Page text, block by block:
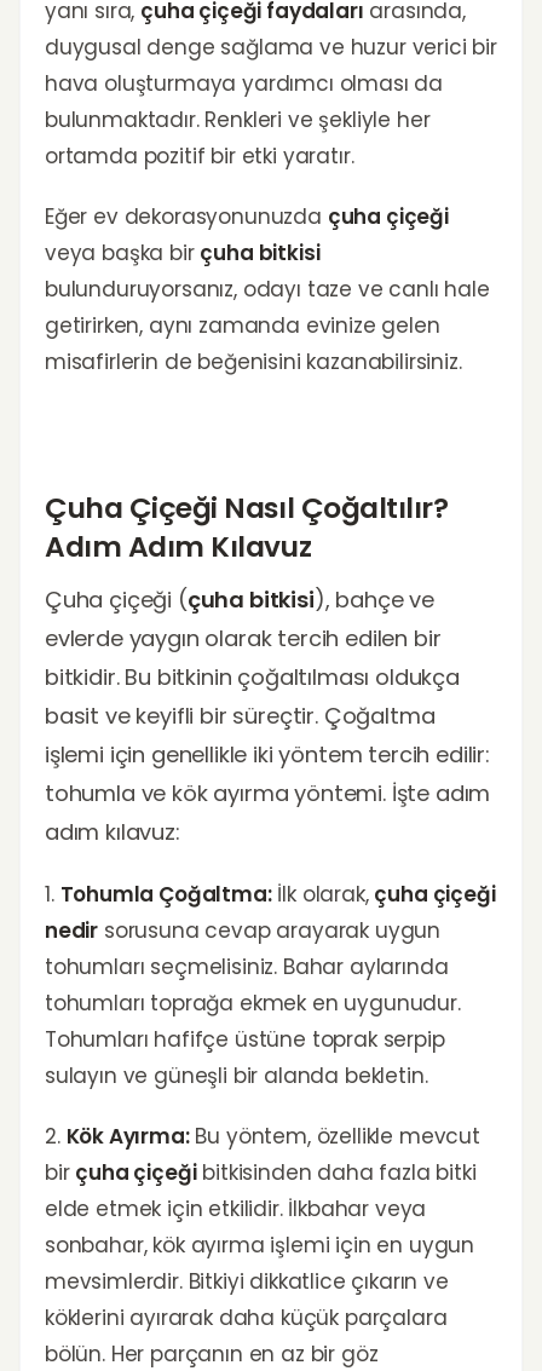
yanı sıra, çuha çiçeği faydaları arasında,
duygusal denge sağlama ve huzur verici bir
hava oluşturmaya yardımcı olması da
bulunmaktadır. Renkleri ve şekliyle her
ortamda pozitif bir etki yaratır.
Eğer ev dekorasyonunuzda çuha çiçeği
veya başka bir çuha bitkisi
bulunduruyorsanız, odayı taze ve canlı hale
getirirken, aynı zamanda evinize gelen
misafirlerin de beğenisini kazanabilirsiniz.
Çuha Çiçeği Nasıl Çoğaltılır?
Adım Adım Kılavuz
Çuha çiçeği (çuha bitkisi), bahçe ve
evlerde yaygın olarak tercih edilen bir
bitkidir. Bu bitkinin çoğaltılması oldukça
basit ve keyifli bir süreçtir. Çoğaltma
işlemi için genellikle iki yöntem tercih edilir:
tohumla ve kök ayırma yöntemi. İşte adım
adım kılavuz:
1. Tohumla Çoğaltma:İlk olarak, çuha çiçeği
nedir sorusuna cevap arayarak uygun
tohumları seçmelisiniz. Bahar aylarında
tohumları toprağa ekmek en uygunudur.
Tohumları hafifçe üstüne toprak serpip
sulayın ve güneşli bir alanda bekletin.
2. Kök Ayırma:Bu yöntem, özellikle mevcut
bir çuha çiçeğibitkisinden daha fazla bitki
elde etmek için etkilidir. İlkbahar veya
sonbahar, kök ayırma işlemi için en uygun
mevsimlerdir. Bitkiyi dikkatlice çıkarın ve
köklerini ayırarak daha küçük parçalara
bölün. Her parçanın en az bir göz